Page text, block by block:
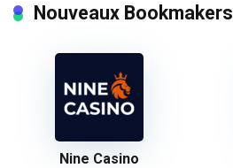
Nouveaux Bookmakers
Nine Casino